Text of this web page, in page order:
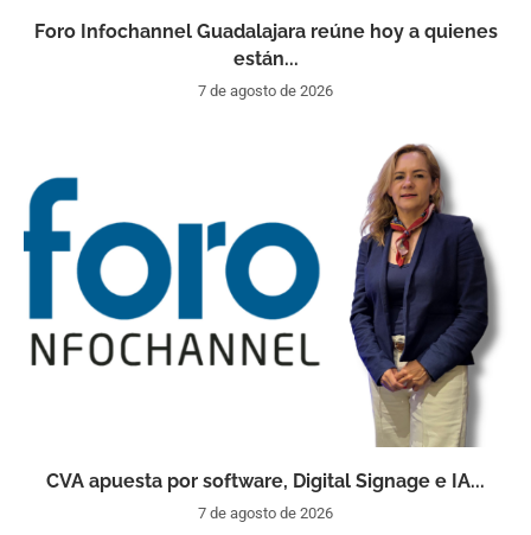
Foro Infochannel Guadalajara reúne hoy a quienes
están...
7 de agosto de 2026
CVA apuesta por software, Digital Signage e IA...
7 de agosto de 2026